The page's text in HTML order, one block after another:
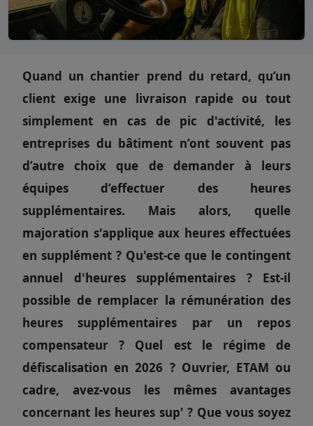
Quand un chantier prend du retard, qu’un
client exige une livraison rapide ou tout
simplement en cas de pic d'activité, les
entreprises du bâtiment n’ont souvent pas
d’autre choix que de demander à leurs
équipes d’effectuer des heures
supplémentaires. Mais alors, quelle
majoration s'applique aux heures effectuées
en supplément ? Qu'est-ce que le contingent
annuel d'heures supplémentaires ? Est-il
possible de remplacer la rémunération des
heures supplémentaires par un repos
compensateur ? Quel est le régime de
défiscalisation en 2026 ? Ouvrier, ETAM ou
cadre, avez-vous les mêmes avantages
concernant les heures sup' ? Que vous soyez